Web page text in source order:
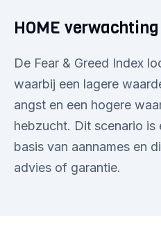
HOME
De Fear & Greed Index
waarbij een lagere
angst en een hogere
hebzucht. Dit scenario is
basis van aannames en
advies of garantie.